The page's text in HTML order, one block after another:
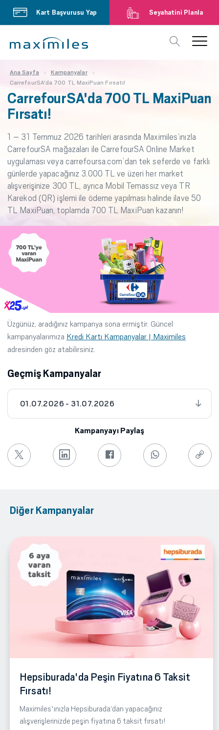
Kart Başvurusu Yap Seyahatini Planla
Ana Sayfa
Kampanyalar
CarrefourSA'da 700 TL MaxiPuan Fırsatı!
CarrefourSA'da 700 TL MaxiPuan
Fırsatı!
1 – 31 Temmuz 2026 tarihleri arasında Maximiles’ınızla
CarrefourSA mağazaları ile CarrefourSA Online Market
uygulaması veya carrefoursa.com’dan tek seferde ve farklı
günlerde yapacağınız 3.000 TL ve üzeri her market
alışverişinize 300 TL, ayrıca Mobil Temassız veya TR
Karekod (QR) işlemi ile ödeme yapılması halinde ilave 50
TL MaxiPuan, toplamda 700 TL MaxiPuan kazanın!
Üzgünüz, aradığınız kampanya sona ermiştir. Güncel
kampanyalarımıza Kredi Kartı Kampanyalar | Maximiles
adresinden göz atabilirsiniz.
Geçmiş Kampanyalar
01.07.2026 - 31.07.2026
Kampanyayı Paylaş
Diğer Kampanyalar
Hepsiburada'da Peşin Fiyatına 6 Taksit
Fırsatı!
Maximiles'ınızla Hepsiburada‘dan yapacağınız
alışverişlerinizde peşin fiyatına 6 taksit fırsatı!